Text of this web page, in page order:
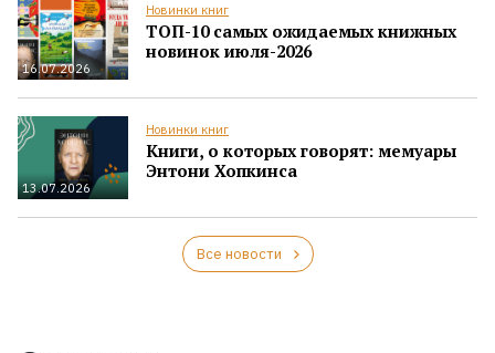
16.07.2026
Новинки книг
ТОП-10 самых ожидаемых книжных
новинок июля-2026
13.07.2026
Новинки книг
Книги, о которых говорят: мемуары
Энтони Хопкинса
Все новости